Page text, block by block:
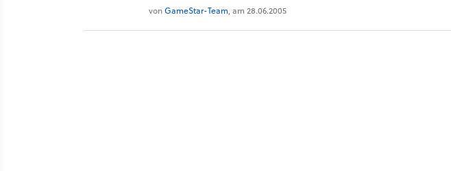
vonGameStar-Team, am 28.06.2005